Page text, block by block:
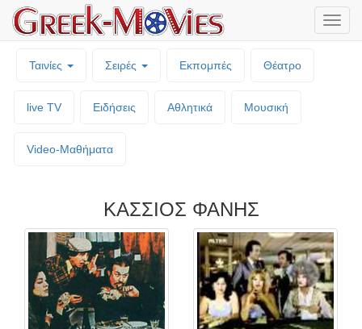
Ταινίες Σειρές Εκπομπές Θέατρο
live TV Ειδήσεις Αθλητικά Μουσική
Video-Mαθήματα
ΚΑΣΣΙΟΣ ΦΑΝΗΣ